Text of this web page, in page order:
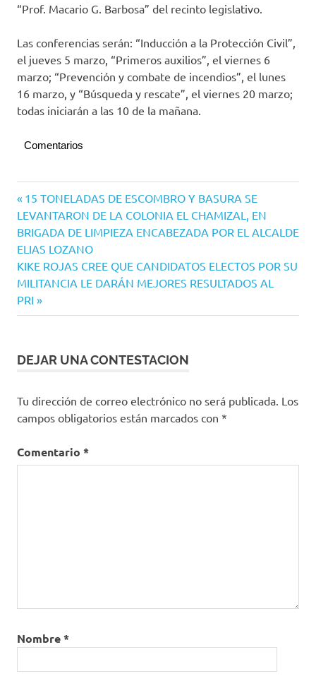
“Prof. Macario G. Barbosa” del recinto legislativo.
Las conferencias serán: “Inducción a la Protección Civil”,
el jueves 5 marzo, “Primeros auxilios”, el viernes 6
marzo; “Prevención y combate de incendios”, el lunes
16 marzo, y “Búsqueda y rescate”, el viernes 20 marzo;
todas iniciarán a las 10 de la mañana.
Comentarios
del
Estado
Navegación
de
entradas
Entrada
anterior:
15 TONELADAS DE ESCOMBRO Y BASURA SE
LEVANTARON DE LA COLONIA EL CHAMIZAL, EN
BRIGADA DE LIMPIEZA ENCABEZADA POR EL ALCALDE
ELIAS LOZANO
Siguiente
entrada:
KIKE ROJAS CREE QUE CANDIDATOS ELECTOS POR SU
MILITANCIA LE DARÁN MEJORES RESULTADOS AL
PRI
DEJAR UNA CONTESTACION
Tu dirección de correo electrónico no será publicada. Los
campos obligatorios están marcados con *
Comentario *
Nombre*